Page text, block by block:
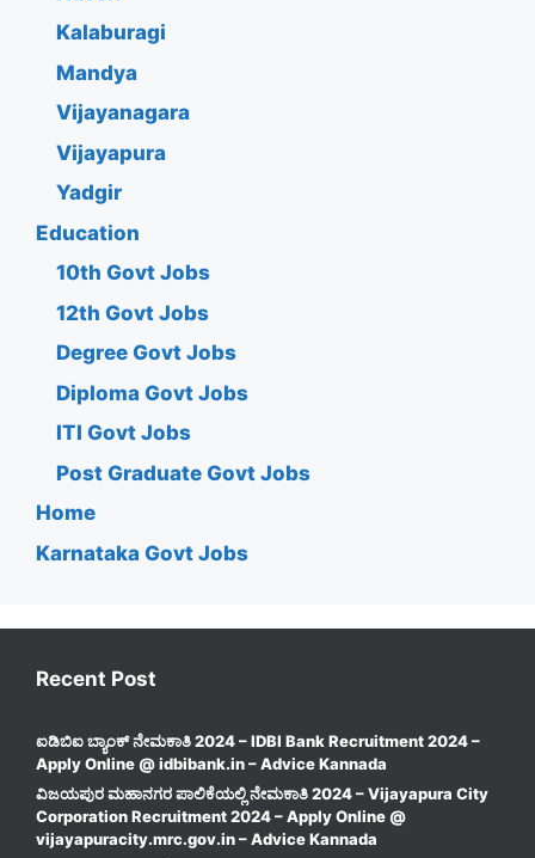
Kalaburagi
Mandya
Vijayanagara
Vijayapura
Yadgir
Education
10th Govt Jobs
12th Govt Jobs
Degree Govt Jobs
Diploma Govt Jobs
ITI Govt Jobs
Post Graduate Govt Jobs
Home
Karnataka Govt Jobs
Recent Post
ಐಡಿಬಿಐ ಬ್ಯಾಂಕ್ ನೇಮಕಾತಿ 2024 – IDBI Bank Recruitment 2024 –
Apply Online @ idbibank.in – Advice Kannada
ವಿಜಯಪುರ ಮಹಾನಗರ ಪಾಲಿಕೆಯಲ್ಲಿ ನೇಮಕಾತಿ 2024 – Vijayapura City
Corporation Recruitment 2024 – Apply Online @
vijayapuracity.mrc.gov.in – Advice Kannada